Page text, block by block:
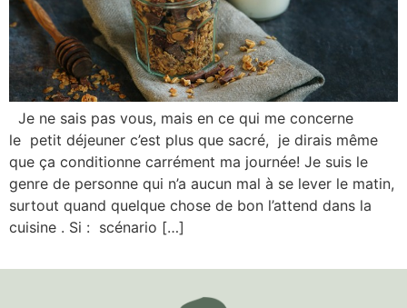
Je ne sais pas vous, mais en ce qui me concerne
le petit déjeuner c’est plus que sacré, je dirais même
que ça conditionne carrément ma journée! Je suis le
genre de personne qui n’a aucun mal à se lever le matin,
surtout quand quelque chose de bon l’attend dans la
cuisine . Si : scénario […]